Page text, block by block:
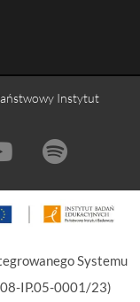
Instytut
Systemu
IP.05-0001/23)